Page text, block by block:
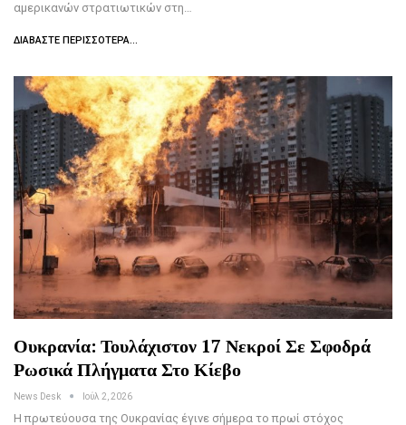
αμερικανών στρατιωτικών στη…
ΔΙΑΒΆΣΤΕ ΠΕΡΙΣΣΌΤΕΡΑ...
Ουκρανία: Τουλάχιστον 17 Νεκροί Σε Σφοδρά
Ρωσικά Πλήγματα Στο Κίεβο
News Desk Ιούλ 2, 2026
Η πρωτεύουσα της Ουκρανίας έγινε σήμερα το πρωί στόχος